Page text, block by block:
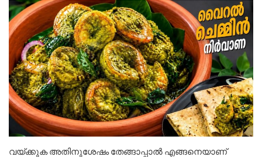
വയ്ക്കുക അതിനുശേഷം തേങ്ങാപ്പാൽ എങ്ങനെയാണ്